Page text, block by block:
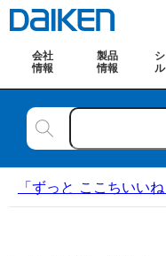
会社
情報
製品
情報
「ずっと ここちいい